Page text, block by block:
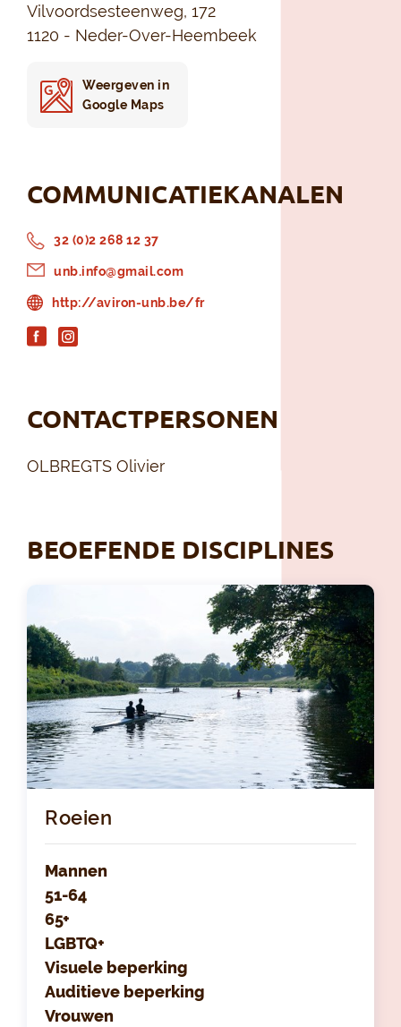
Vilvoordsesteenweg, 172
1120 - Neder-Over-Heembeek
Weergeven in
Google Maps
COMMUNICATIEKANALEN
32 (0)2 268 12 37
unb.info@gmail.com
http://aviron-unb.be/fr
CONTACTPERSONEN
OLBREGTS Olivier
BEOEFENDE DISCIPLINES
Roeien
Mannen
51-64
65+
LGBTQ+
Visuele beperking
Auditieve beperking
Vrouwen